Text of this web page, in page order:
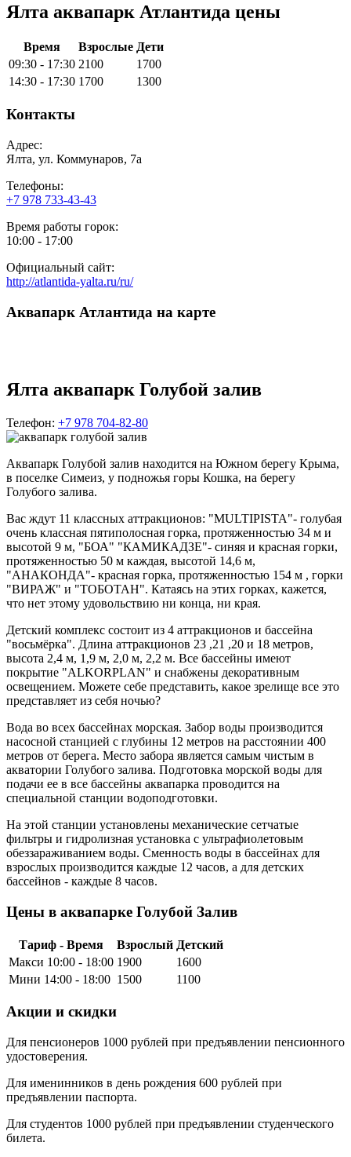
Ялта аквапарк Атлантида цены
Время Взрослые Дети
09:30 - 17:30 2100
1700
14:30 - 17:30 1700 1300
Контакты
Адрес:
Ялта, ул. Коммунаров, 7а
Телефоны:
+7 978 733-43-43
Время работы горок:
10:00 - 17:00
Официальный сайт:
http://atlantida-yalta.ru/ru/
Аквапарк Атлантида на карте
Ялта аквапарк Голубой залив
Телефон: +7 978 704-82-80
Аквапарк Голубой залив находится на Южном берегу Крыма,
в поселке Симеиз, у подножья горы Кошка, на берегу
Голубого залива.
Вас ждут 11 классных аттракционов: "MULTIPISTA"- голубая
очень классная пятиполосная горка, протяженностью 34 м и
высотой 9 м, "БОА" "КАМИКАДЗЕ"- синяя и красная горки,
протяженностью 50 м каждая, высотой 14,6 м,
"АНАКОНДА"- красная горка, протяженностью 154 м , горки
"ВИРАЖ" и "ТОБОТАН". Катаясь на этих горках, кажется,
что нет этому удовольствию ни конца, ни края.
Детский комплекс состоит из 4 аттракционов и бассейна
"восьмёрка". Длина аттракционов 23 ,21 ,20 и 18 метров,
высота 2,4 м, 1,9 м, 2,0 м, 2,2 м. Все бассейны имеют
покрытие "ALKORPLAN" и снабжены декоративным
освещением. Можете себе представить, какое зрелище все это
представляет из себя ночью?
Вода во всех бассейнах морская. Забор воды производится
насосной станцией с глубины 12 метров на расстоянии 400
метров от берега. Место забора является самым чистым в
акватории Голубого залива. Подготовка морской воды для
подачи ее в все бассейны аквапарка проводится на
специальной станции водоподготовки.
На этой станции установлены механические сетчатые
фильтры и гидролизная установка с ультрафиолетовым
обеззараживанием воды. Сменность воды в бассейнах для
взрослых производится каждые 12 часов, а для детских
бассейнов - каждые 8 часов.
Цены в аквапарке Голубой Залив
Тариф - Время Взрослый Детский
Макси 10:00 - 18:00 1900
1600
Мини 14:00 - 18:00 1500 1100
Акции и скидки
Для пенсионеров 1000 рублей при предъявлении пенсионного
удостоверения.
Для именинников в день рождения 600 рублей при
предъявлении паспорта.
Для студентов 1000 рублей при предъявлении студенческого
билета.